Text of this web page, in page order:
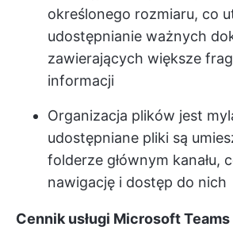
określonego rozmiaru, co
udostępnianie ważnych
zawierających większe
informacji
Organizacja plików jest
udostępniane pliki są
folderze głównym kanału,
nawigację i dostęp do nich
Cennik usługi Microsoft Teams